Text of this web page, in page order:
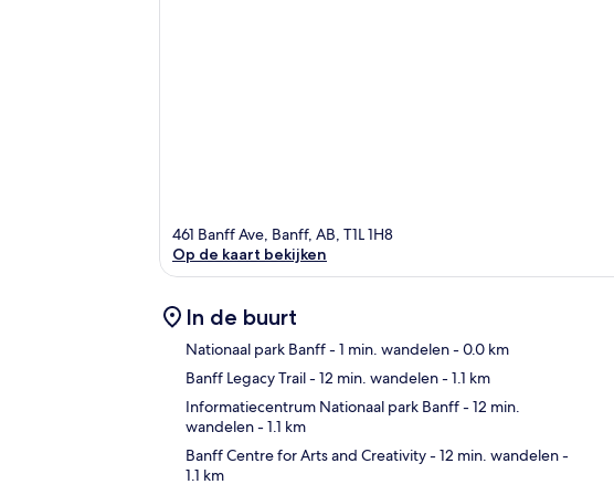
461 Banff Ave, Banff, AB, T1L 1H8
Op de kaart bekijken
In de buurt
Nationaal park Banff- 1 min. wandelen- 0.0 km
Banff Legacy Trail- 12 min. wandelen- 1.1 km
Informatiecentrum Nationaal park Banff- 12 min.
wandelen- 1.1 km
Banff Centre for Arts and Creativity- 12 min. wandelen-
1.1 km